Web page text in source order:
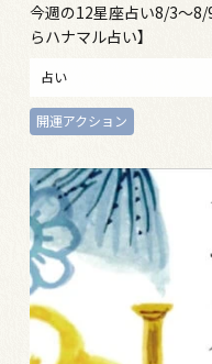
今週の12星座占い8/3～
らハナマル占い】
占い
開運アクション